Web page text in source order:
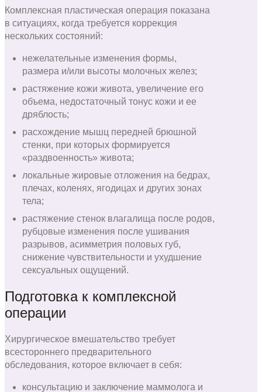
Комплексная пластическая операция показана
в ситуациях, когда требуется коррекция
нескольких состояний:
нежелательные изменения формы,
размера и/или высоты молочных желез;
растяжение кожи живота, увеличение его
объема, недостаточный тонус кожи и ее
дряблость;
расхождение мышц передней брюшной
стенки, при которых формируется
«раздвоенность» живота;
локальные жировые отложения на бедрах,
плечах, коленях, ягодицах и других зонах
тела;
растяжение стенок влагалища после родов,
рубцовые изменения после ушивания
разрывов, асимметрия половых губ,
снижение чувствительности и ухудшение
сексуальных ощущений.
Подготовка к комплексной
операции
Хирургическое вмешательство требует
всестороннего предварительного
обследования, которое включает в себя:
консультацию и заключение маммолога и